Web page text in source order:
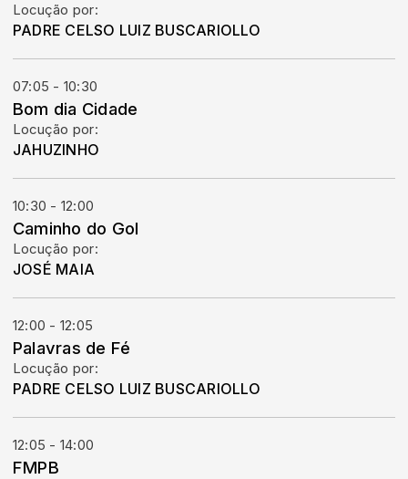
Locução por:
PADRE CELSO LUIZ BUSCARIOLLO
07:05 - 10:30
Bom dia Cidade
Locução por:
JAHUZINHO
10:30 - 12:00
Caminho do Gol
Locução por:
JOSÉ MAIA
12:00 - 12:05
Palavras de Fé
Locução por:
PADRE CELSO LUIZ BUSCARIOLLO
12:05 - 14:00
FMPB